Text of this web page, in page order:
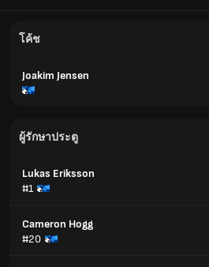
โค้ช
Joakim Jensen
ผู้รักษาประตู
Lukas Eriksson
#1
Cameron Hogg
#20